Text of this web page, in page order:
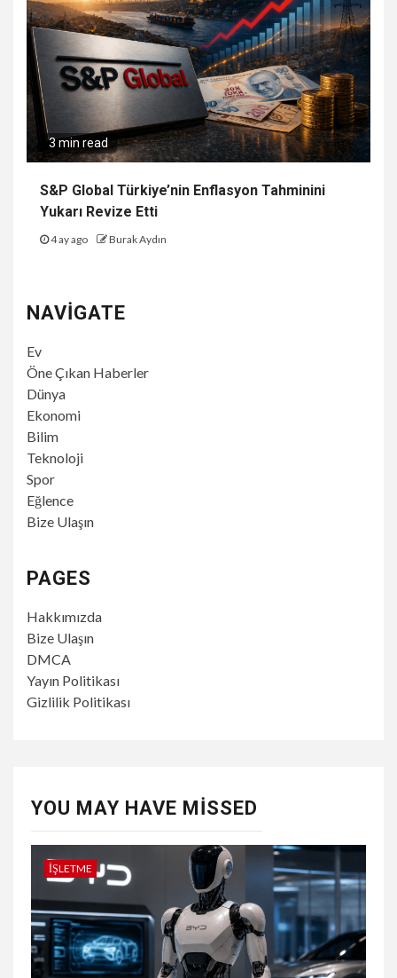
3 min read
S&P Global Türkiye’nin Enflasyon Tahminini
Yukarı Revize Etti
4 ay ago Burak Aydın
NAVIGATE
Ev
Öne Çıkan Haberler
Dünya
Ekonomi
Bilim
Teknoloji
Spor
Eğlence
Bize Ulaşın
PAGES
Hakkımızda
Bize Ulaşın
DMCA
Yayın Politikası
Gizlilik Politikası
YOU MAY HAVE MISSED
İŞLETME